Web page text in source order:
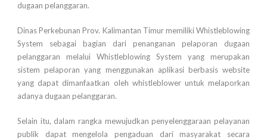
dugaan pelanggaran.
Dinas Perkebunan Prov. Kalimantan Timur memiliki Whistleblowing
System sebagai bagian dari penanganan pelaporan dugaan
pelanggaran melalui Whistleblowing System yang merupakan
sistem pelaporan yang menggunakan aplikasi berbasis website
yang dapat dimanfaatkan oleh whistleblower untuk melaporkan
adanya dugaan pelanggaran.
Selain itu, dalam rangka mewujudkan penyelenggaraan pelayanan
publik dapat mengelola pengaduan dari masyarakat secara